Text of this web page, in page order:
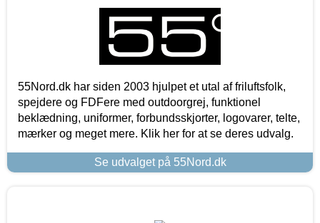
55Nord.dk har siden 2003 hjulpet et utal af friluftsfolk,
spejdere og FDFere med outdoorgrej, funktionel
beklædning, uniformer, forbundsskjorter, logovarer, telte,
mærker og meget mere. Klik her for at se deres udvalg.
Se udvalget på 55Nord.dk